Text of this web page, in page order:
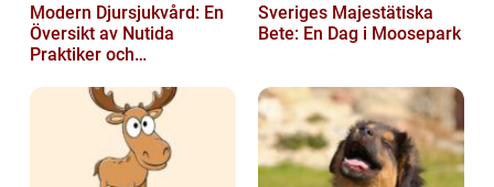
Modern Djursjukvård: En
Översikt av Nutida
Praktiker och
Sveriges Majestätiska
Bete: En Dag i Moosepark